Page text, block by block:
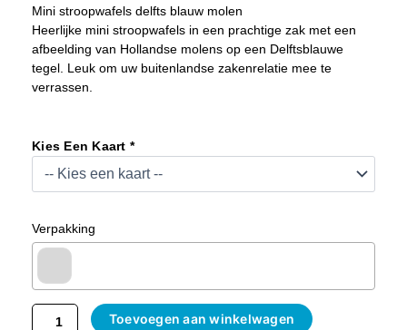
Mini stroopwafels delfts blauw molen
Heerlijke mini stroopwafels in een prachtige zak met een
afbeelding van Hollandse molens op een Delftsblauwe
tegel. Leuk om uw buitenlandse zakenrelatie mee te
verrassen.
Kies Een Kaart *
Verpakking
Stroopwafels
Delfts
Blauw
Molen
Toevoegen aan winkelwagen